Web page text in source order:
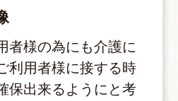
者様の為にも介護に
利用者様に接する時
保出来るようにと考